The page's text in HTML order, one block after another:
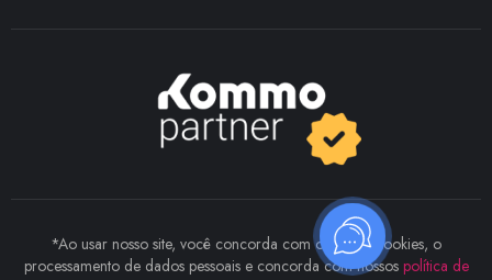
*Ao usar nosso site, você concorda com o uso de cookies, o
processamento de dados pessoais e concorda com nossos política de